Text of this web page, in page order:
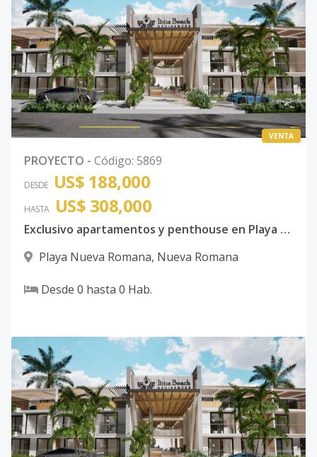
VENTA
PROYECTO - Código: 5869
DESDE US$ 188,000
HASTA US$ 308,000
Exclusivo apartamentos y penthouse en Playa Nueva Romana.
Playa Nueva Romana, Nueva Romana
Desde 0 hasta 0 Hab.